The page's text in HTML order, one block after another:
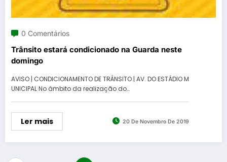
0 Comentários
Trânsito estará condicionado na Guarda neste
domingo
AVISO | CONDICIONAMENTO DE TRÂNSITO | AV. DO ESTÁDIO M
UNICIPAL No âmbito da realização do…
Ler mais 20 De Novembro De 2019